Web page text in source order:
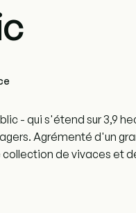
- qui s'étend sur 3,9
Agrémenté d'un
de vivaces et